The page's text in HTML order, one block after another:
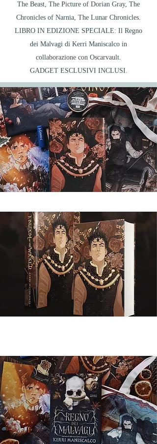
The Beast, The Picture of Dorian Gray, The
Chronicles of Narnia, The Lunar Chronicles.
LIBRO IN EDIZIONE SPECIALE: Il Regno
dei Malvagi di Kerri Maniscalco in
collaborazione con Oscarvault.
GADGET ESCLUSIVI INCLUSI.